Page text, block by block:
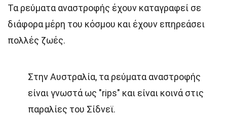
Τα ρεύματα αναστροφής έχουν καταγραφεί σε
διάφορα μέρη του κόσμου και έχουν επηρεάσει
πολλές ζωές.
Στην Αυστραλία, τα ρεύματα αναστροφής
είναι γνωστά ως "rips" και είναι κοινά στις
παραλίες του Σίδνεϊ.